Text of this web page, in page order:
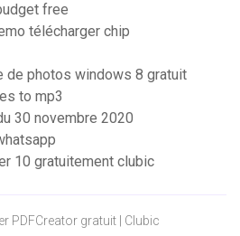
free
télécharger chip
de photos windows 8 gratuit
to mp3
30 novembre 2020
10 gratuitement clubic
PDFCreator gratuit | Clubic